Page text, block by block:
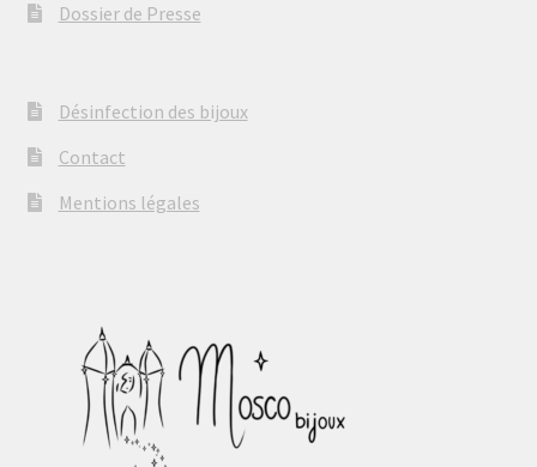
Dossier de Presse
Désinfection des bijoux
Contact
Mentions légales